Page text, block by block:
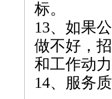
标。
13、如果
做不好，
和工作动力
14、服务